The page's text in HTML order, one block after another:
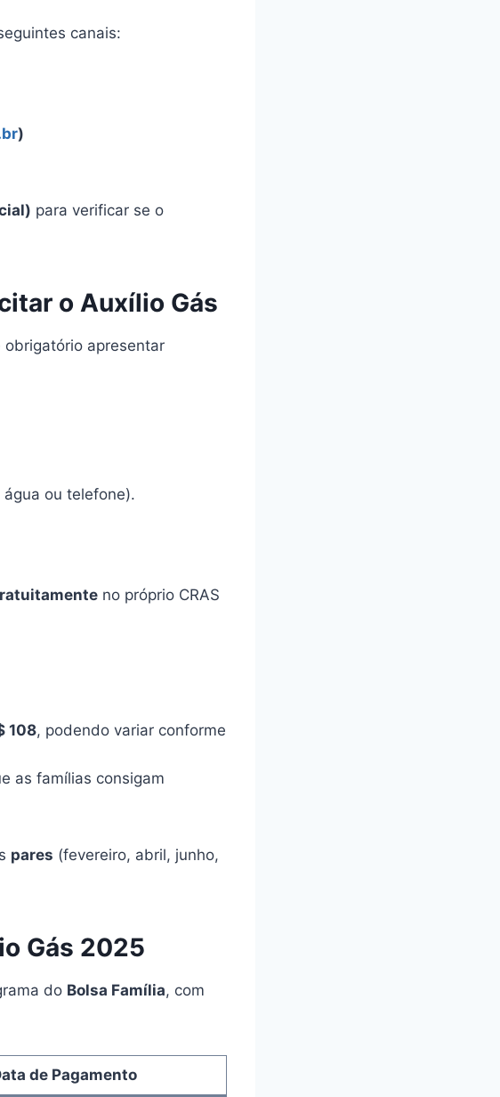
canais:
)
para verificar se o
o Auxílio Gás
obrigatório apresentar
ou telefone).
no próprio CRAS
108, podendo variar conforme
as famílias consigam
pares (fevereiro, abril, junho,
Gás 2025
do Bolsa Família, com
de Pagamento